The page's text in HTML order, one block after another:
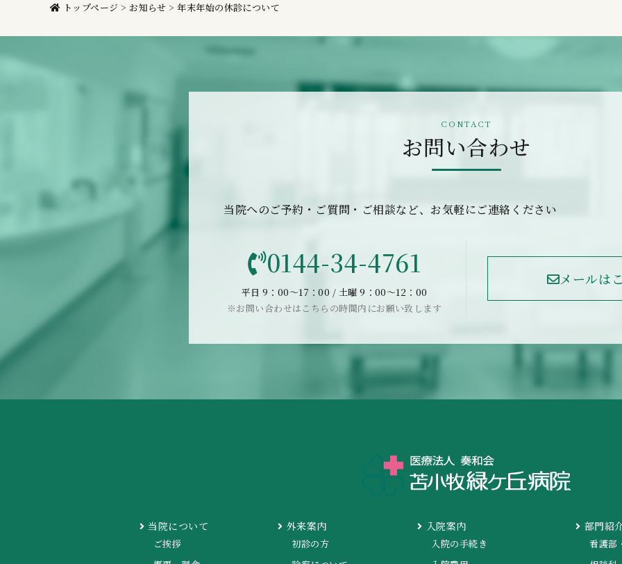
トップページ >お知らせ >年末年始の休診について
お問い合わせ
当院へのご予約・ご質問・ご相談など、お気軽にご連絡ください
0144-34-4761
平日 9：00〜17：00 / 土曜 9：00〜12：00
※お問い合わせはこちらの時間内にお願い致します
メールは
当院について
ご挨拶
外来案内
初診の方
入院案内
入院の手続き
部門紹
看護部